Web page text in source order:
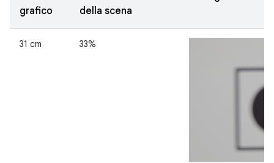
grafico
della scena
31 cm 33%